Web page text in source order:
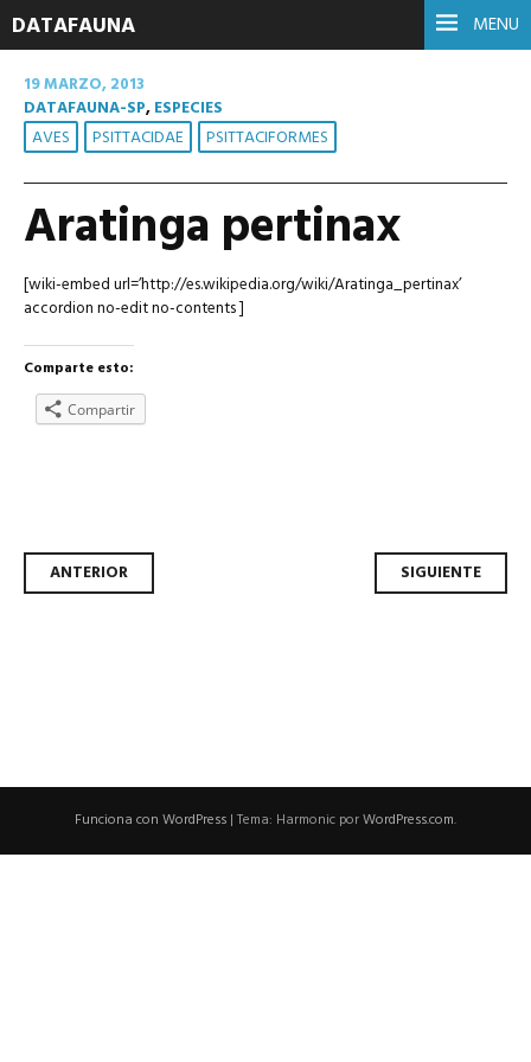
MENU
DATAFAUNA
19 MARZO, 2013
DATAFAUNA-SP,ESPECIES
AVES PSITTACIDAE PSITTACIFORMES
Aratinga pertinax
[wiki-embed url=’http://es.wikipedia.org/wiki/Aratinga_pertinax’
accordion no-edit no-contents ]
Comparte esto:
Compartir
Navegador
ANTERIOR SIGUIENTE
Funciona con WordPress | Tema: Harmonic porWordPress.com.